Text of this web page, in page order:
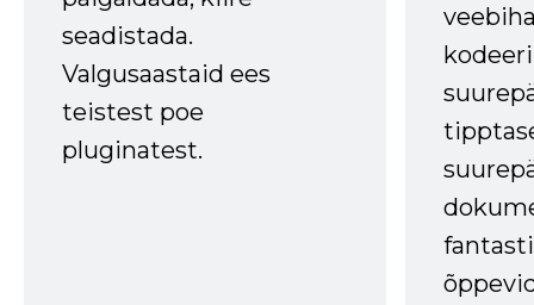
seadistada.
Valgusaastaid ees
teistest poe
pluginatest.